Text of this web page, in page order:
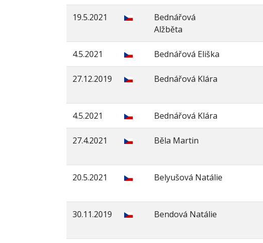
19.5.2021
Bednářová
Alžběta
4.5.2021 Bednářová Eliška
27.12.2019 Bednářová Klára
4.5.2021 Bednářová Klára
27.4.2021 Běla Martin
20.5.2021 Belyušová Natálie
30.11.2019 Bendová Natálie